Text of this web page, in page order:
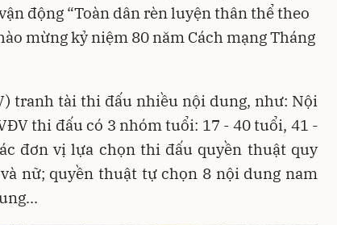
động “Toàn dân rèn luyện thân thể theo
mừng kỷ niệm 80 năm Cách mạng Tháng
tranh tài thi đấu nhiều nội dung, như: Nội
thi đấu có 3 nhóm tuổi: 17 - 40 tuổi, 41 -
đơn vị lựa chọn thi đấu quyền thuật quy
nữ; quyền thuật tự chọn 8 nội dung nam